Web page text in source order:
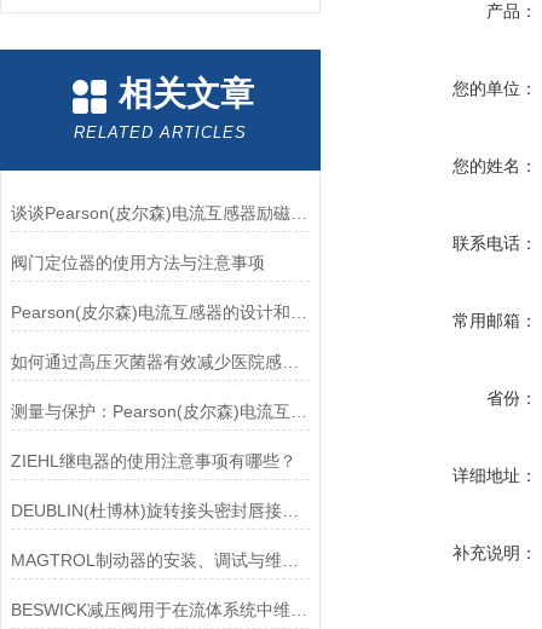
相关文章
RELATED ARTICLES
谈谈Pearson(皮尔森)电流互感器励磁特性试验的目的
阀门定位器的使用方法与注意事项
如何通过高压灭菌器有效减少医院感染风险？
ZIEHL继电器的使用注意事项有哪些？
DEUBLIN(杜博林)旋转接头密封唇接觖宽度和负载
产品：
您的单位：
您的姓名：
联系电话：
常用邮箱：
省份：
详细地址：
补充说明：